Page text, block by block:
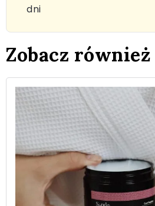
dni
Zobacz również